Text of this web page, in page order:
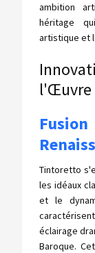
ambition
héritage
artistique et
l'Œuvre
Tintoretto
les idéaux
et le
éclairage
Baroque.